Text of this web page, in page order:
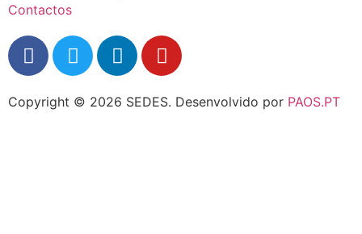
Contactos
Copyright © 2026 SEDES. Desenvolvido por PAOS.PT